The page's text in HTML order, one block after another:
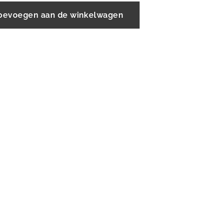
aan de winkelwagen